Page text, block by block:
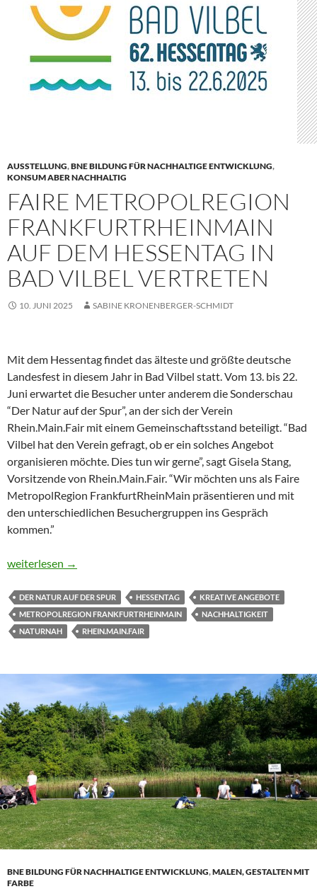
AUSSTELLUNG,BNE BILDUNG FÜR NACHHALTIGE ENTWICKLUNG,
KONSUM ABER NACHHALTIG
FAIRE METROPOLREGION
FRANKFURTRHEINMAIN
AUF DEM HESSENTAG IN
BAD VILBEL VERTRETEN
10. JUNI 2025 SABINE KRONENBERGER-SCHMIDT
Mit dem Hessentag findet das älteste und größte deutsche
Landesfest in diesem Jahr in Bad Vilbel statt. Vom 13. bis 22.
Juni erwartet die Besucher unter anderem die Sonderschau
“Der Natur auf der Spur”, an der sich der Verein
Rhein.Main.Fair mit einem Gemeinschaftsstand beteiligt. “Bad
Vilbel hat den Verein gefragt, ob er ein solches Angebot
organisieren möchte. Dies tun wir gerne”, sagt Gisela Stang,
Vorsitzende von Rhein.Main.Fair. “Wir möchten uns als Faire
MetropolRegion FrankfurtRheinMain präsentieren und mit
den unterschiedlichen Besuchergruppen ins Gespräch
kommen.”
Faire MetropolRegion FrankfurtRheinMain auf dem Hessentag
weiterlesen →
DER NATUR AUF DER SPUR HESSENTAG
KREATIVE ANGEBOTE
METROPOLREGION FRANKFURTRHEINMAIN
NACHHALTIGKEIT
NATURNAH
RHEIN.MAIN.FAIR
BNE BILDUNG FÜR NACHHALTIGE ENTWICKLUNG,MALEN, GESTALTEN MIT
FARBE